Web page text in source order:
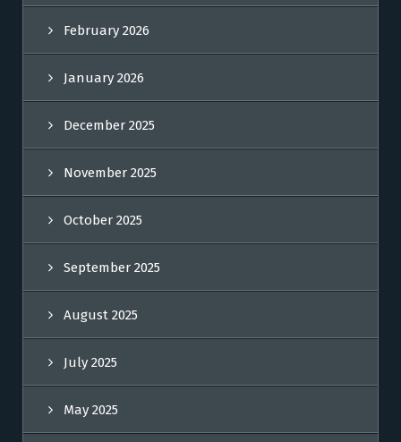
February 2026
January 2026
December 2025
November 2025
October 2025
September 2025
August 2025
July 2025
May 2025